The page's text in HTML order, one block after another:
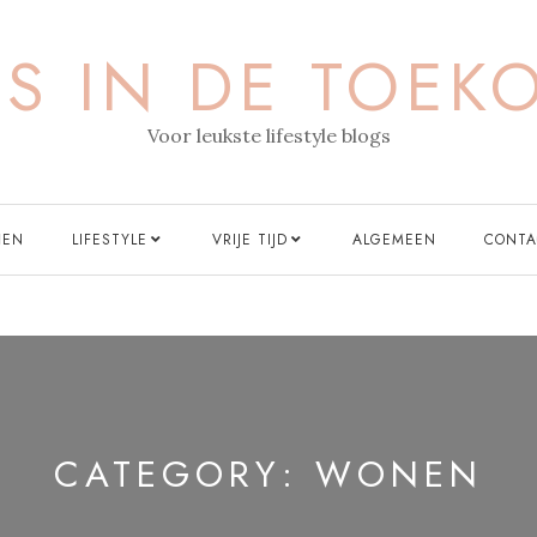
IN DE
Voor leukste lifestyle blogs
LIFESTYLE VRIJE TIJD ALGEMEEN
CATEGORY: WONEN